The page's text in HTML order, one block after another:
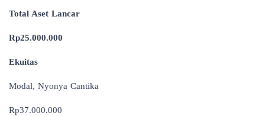
Total Aset Lancar
Rp25.000.000
Ekuitas
Modal, Nyonya Cantika
Rp37.000.000